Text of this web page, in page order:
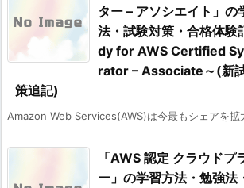
ター – アソシエイト」の
法・試験対策・合格体
dy for AWS Certified
rator – Associate～(新
策追記)
Amazon Web Services(AWS)は今最もシェアを拡
「AWS 認定 クラウドプ
ー」の学習方法・勉強法